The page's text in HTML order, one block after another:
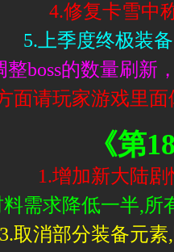
4.修复卡雪中
5.上季度终极装
整boss的数量刷新
面请玩家游戏里
《第
1.增加新大陆剧
需求降低一半,所
3.取消部分装备元素